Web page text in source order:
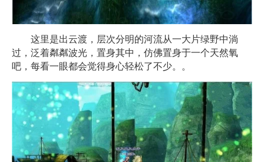
这里是出云渡，层次分明的河流从一大片绿野中淌
过，泛着粼粼波光，置身其中，仿佛置身于一个天然氧
吧，每看一眼都会觉得身心轻松了不少。。